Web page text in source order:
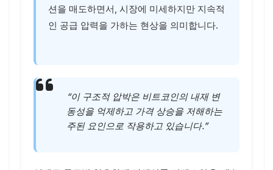
션을 매도하면서, 시장에 미세하지만 지속적
인 공급 압력을 가하는 현상을 의미합니다.
“이 구조적 압박은 비트코인의 내재 변
동성을 억제하고 가격 상승을 저해하는
주된 요인으로 작용하고 있습니다.”